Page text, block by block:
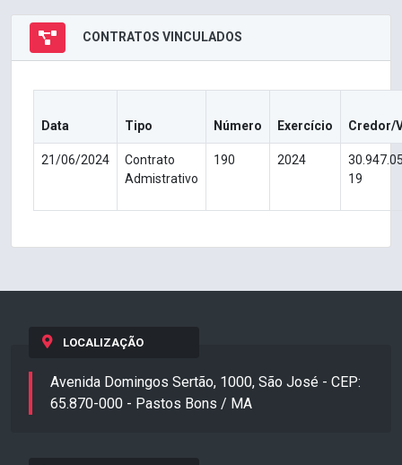
CONTRATOS VINCULADOS
Data Tipo Número Exercício Credor/
21/06/2024
Contrato
Admistrativo
190 2024
19
LOCALIZAÇÃO
Avenida Domingos Sertão, 1000, São José - CEP:
65.870-000 - Pastos Bons / MA